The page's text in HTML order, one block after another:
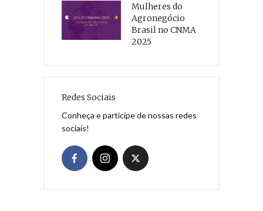
Mulheres do
Agronegócio
Brasil no CNMA
2025
Redes Sociais
Conheça e participe de nossas redes
sociais!